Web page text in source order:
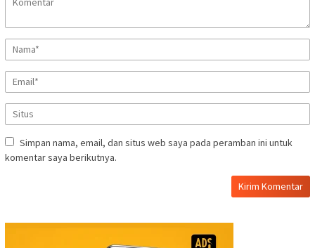
Simpan nama, email, dan situs web saya pada peramban ini untuk
komentar saya berikutnya.